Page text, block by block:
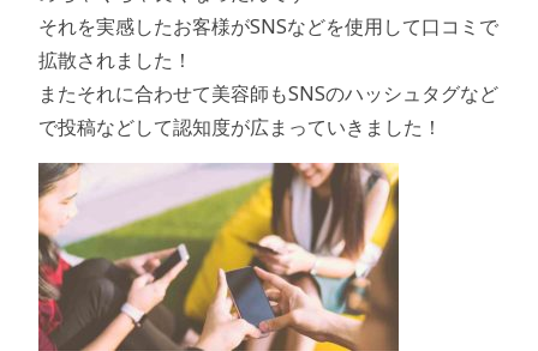
それを実感したお客様がSNSなどを使用して口コミで
拡散されました！
またそれに合わせて美容師もSNSのハッシュタグなど
で投稿などして認知度が広まっていきました！